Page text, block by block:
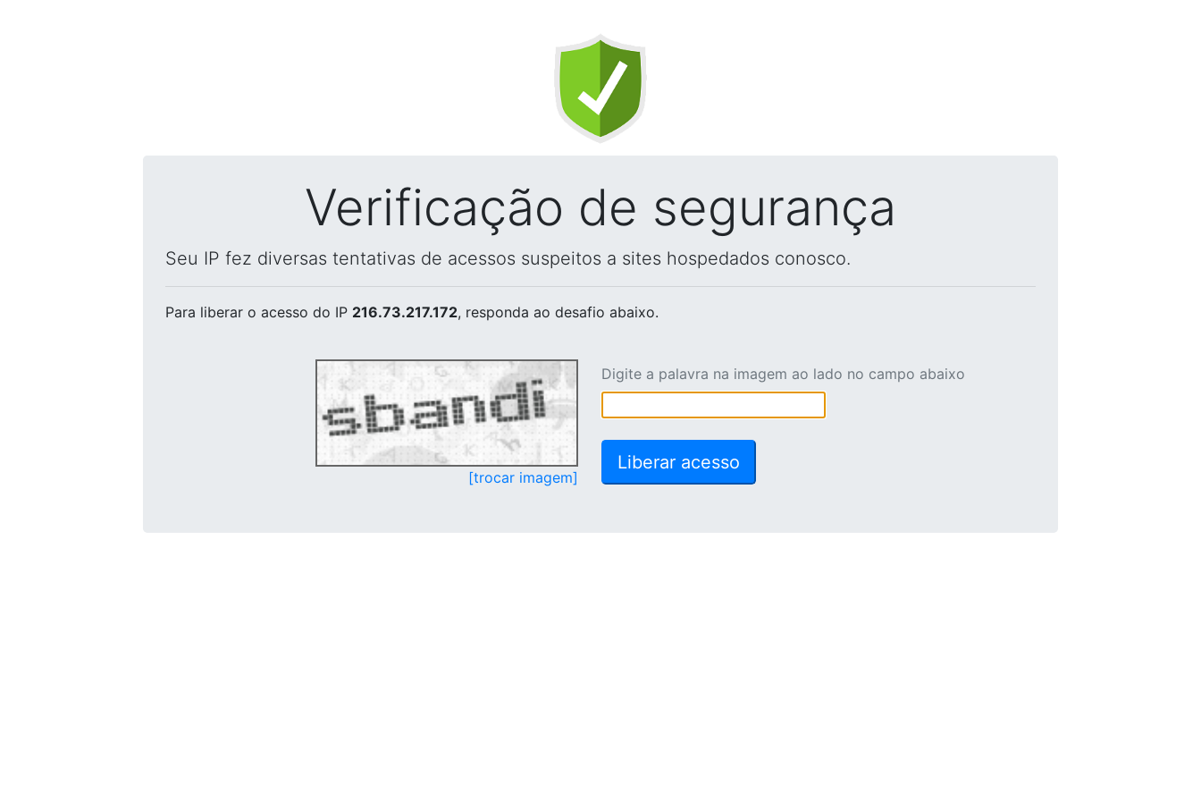
Verificação de segurança
Seu IP fez diversas tentativas de acessos suspeitos a sites hospedados conosco.
Para liberar o acesso do IP 216.73.217.172, responda ao desafio abaixo.
[trocar imagem]
Digite a palavra na imagem ao lado no campo abaixo